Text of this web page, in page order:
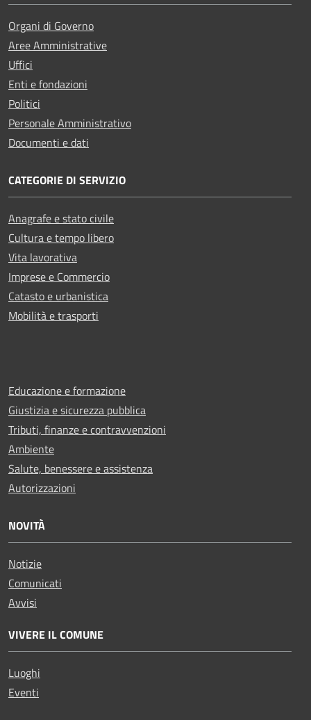
Organi di Governo
Aree Amministrative
Uffici
Enti e fondazioni
Politici
Personale Amministrativo
Documenti e dati
CATEGORIE DI SERVIZIO
Anagrafe e stato civile
Cultura e tempo libero
Vita lavorativa
Imprese e Commercio
Catasto e urbanistica
Mobilità e trasporti
Educazione e formazione
Giustizia e sicurezza pubblica
Tributi, finanze e contravvenzioni
Ambiente
Salute, benessere e assistenza
Autorizzazioni
NOVITÀ
Notizie
Comunicati
Avvisi
VIVERE IL COMUNE
Luoghi
Eventi